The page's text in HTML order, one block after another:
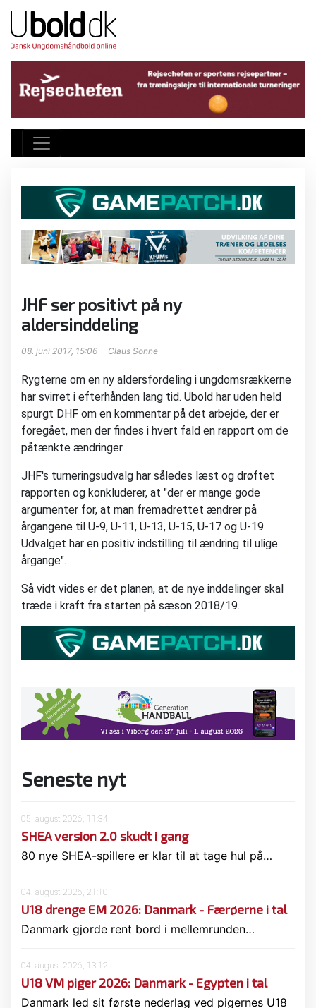
JHF ser positivt på ny
aldersinddeling
08. juni 2017, 15:06 Claus Sonne
Rygterne om en ny aldersfordeling i ungdomsrækkerne
har svirret i efterhånden lang tid. Ubold har uden held
spurgt DHF om en kommentar på det arbejde, der er
foregået, men der findes i hvert fald en rapport om de
påtænkte ændringer.
JHF's turneringsudvalg har således læst og drøftet
rapporten og konkluderer, at "der er mange gode
argumenter for, at man fremadrettet ændrer på
årgangene til U-9, U-11, U-13, U-15, U-17 og U-19.
Udvalget har en positiv indstilling til ændring til ulige
årgange".
Så vidt vides er det planen, at de nye inddelinger skal
træde i kraft fra starten på sæson 2018/19.
Seneste nyt
05. august 2026, 11:34
SHEA version 2.0 skudt i gang
80 nye SHEA-spillere er klar til at tage hul på…
04. august 2026, 21:10
U18 drenge EM 2026: Danmark - Færøerne i tal
Danmark gjorde rent bord i mellemrunden…
04. august 2026, 13:12
U18 VM piger 2026: Danmark - Egypten i tal
Danmark led sit første nederlag ved pigernes U18